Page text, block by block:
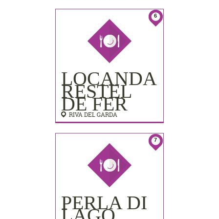
LIDO
PALACE) 6
LOCANDA
RESTEL
DE FER
RIVA DEL GARDA
7
PERLA DI